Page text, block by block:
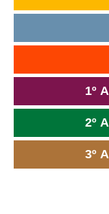
1º
2º
3º